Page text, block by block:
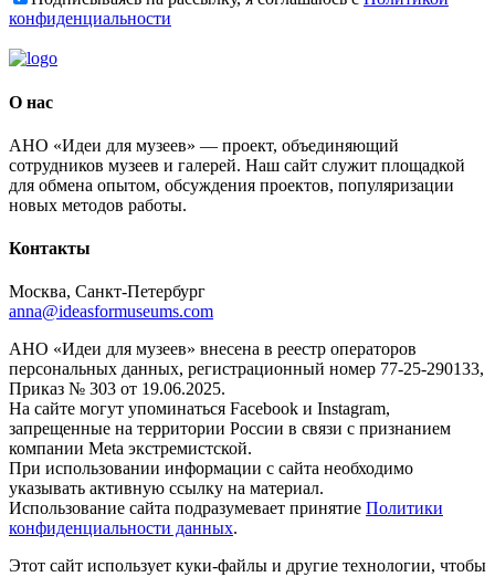
конфиденциальности
О нас
АНО «Идеи для музеев» — проект, объединяющий
сотрудников музеев и галерей. Наш сайт служит площадкой
для обмена опытом, обсуждения проектов, популяризации
новых методов работы.
Контакты
Москва, Санкт-Петербург
anna@ideasformuseums.com
АНО «Идеи для музеев» внесена в реестр операторов
персональных данных, регистрационный номер 77-25-290133,
Приказ № 303 от 19.06.2025.
На сайте могут упоминаться Facebook и Instagram,
запрещенные на территории России в связи с признанием
компании Meta экстремистской.
При использовании информации с сайта необходимо
указывать активную ссылку на материал.
Использование сайта подразумевает принятие Политики
конфиденциальности данных.
Этот сайт использует куки-файлы и другие технологии, чтобы